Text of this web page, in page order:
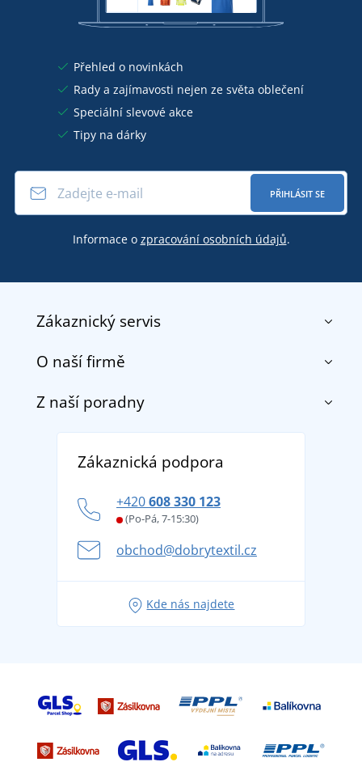
Přehled o novinkách
Rady a zajímavosti nejen ze světa oblečení
Speciální slevové akce
Tipy na dárky
PŘIHLÁSIT SE
Informace o zpracování osobních údajů.
Zákaznický servis
Kontakt
Doprava a platba
Vrácení zboží a reklamace
Potisk a výšivka
Věrnostní program BONTIS +
O naší firmě
O nás
DobrýTextil pro firmy a organizace
Z naší poradny
tradicí od roku 1976
Letní dobrodružství začíná balením aneb připravte
se na dovolenou bez starostí
Zákaznická podpora
+420608 330 123
(Po-Pá, 7-15:30)
obchod@dobrytextil.cz
Kde nás najdete